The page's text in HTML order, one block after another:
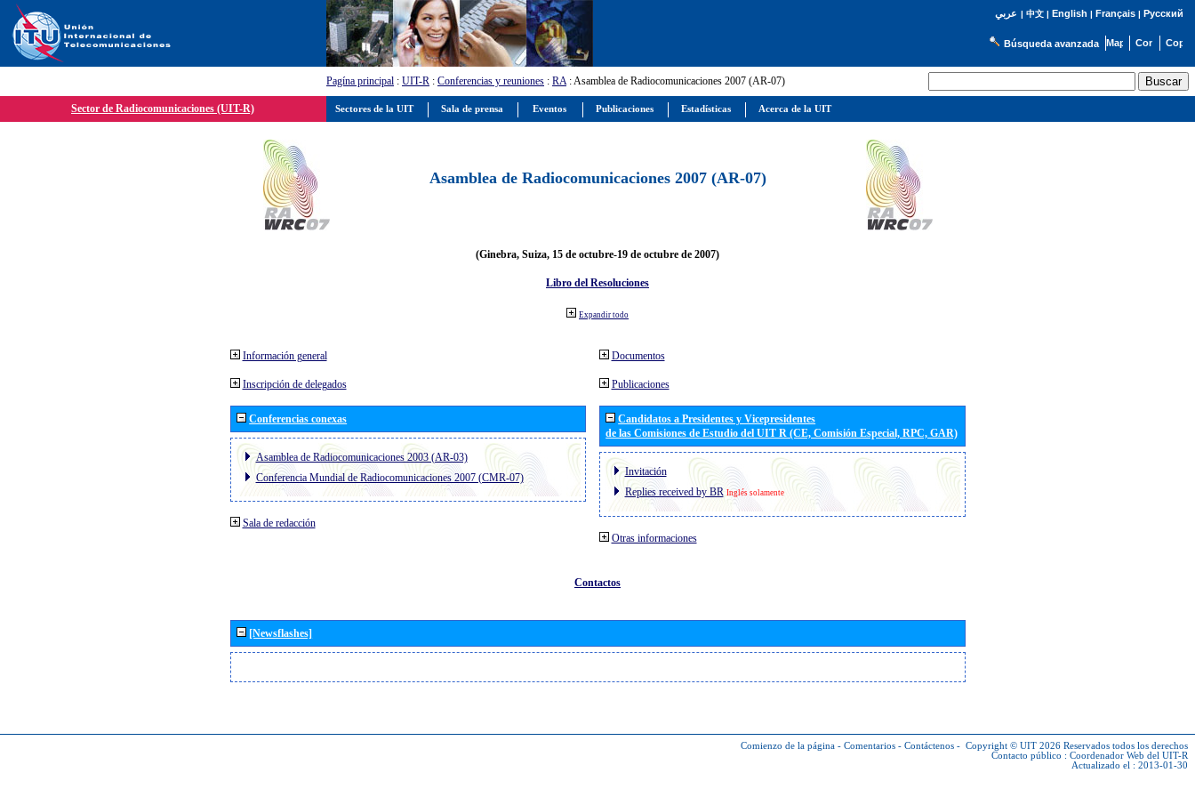
عربي | 中文| English | Français| Русский
Búsqueda avanzada
Pagína principal : UIT-R : Conferencias y reuniones : RA: Asamblea de Radiocomunicaciones 2007 (AR-07)
Sector de Radiocomunicaciones (UIT-R)
Asamblea de Radiocomunicaciones 2007 (AR-07)
(Ginebra, Suiza, 15 de octubre-19 de octubre de 2007)
Libro del Resoluciones
Expandir todo
Información general
Inscripción de delegados
Conferencias conexas
Asamblea de Radiocomunicaciones 2003 (AR-03)
Conferencia Mundial de Radiocomunicaciones 2007 (CMR-07)
Sala de redacción
Documentos
Publicaciones
Candidatos a Presidentes y Vicepresidentes
de las Comisiones de Estudio del UIT R (CE, Comisión Especial, RPC, GAR)
Invitación
Replies received by BR Inglés solamente
Otras informaciones
Contactos
[Newsflashes]
Comienzo de la página - Comentarios - Contáctenos - Copyright © UIT 2026 Reservados todos los derechos
Contacto público : Coordenador Web del UIT-R
Actualizado el : 2013-01-30
Sectores de la UIT Sala de prensa Eventos Publicaciones Estadísticas Acerca de la UIT